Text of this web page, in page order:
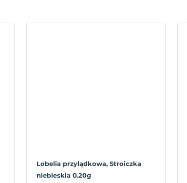
Lobelia przylądkowa, Stroiczka
niebieskia 0.20g